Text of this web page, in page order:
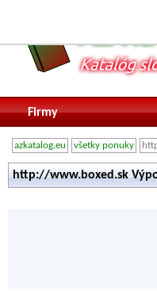
Firmy
azkatalog.eu všetky ponuky
http://www.boxed.sk